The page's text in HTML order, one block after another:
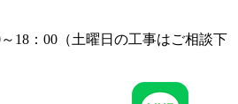
18：00（土曜日の工事はご相談下